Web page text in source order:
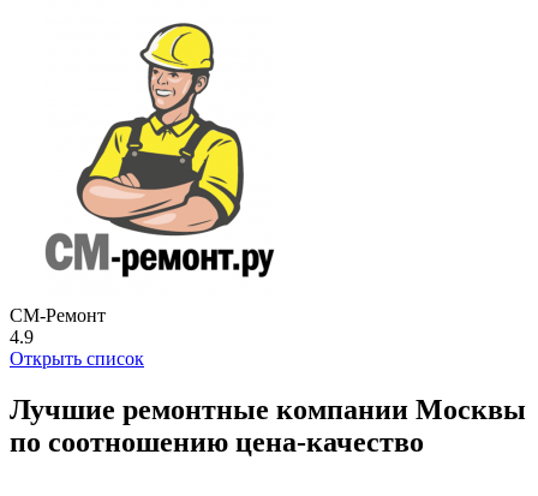
СМ-Ремонт
4.9
Открыть список
Лучшие ремонтные компании Москвы
по соотношению цена-качество